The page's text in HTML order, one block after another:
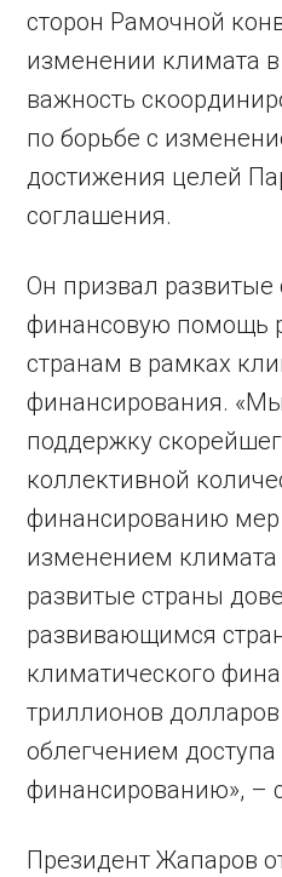
сторон Рамочной
изменении климата
важность
по борьбе с
достижения целей
соглашения.
Он призвал развитые
финансовую помощь
странам в рамках
финансирования.
поддержку
коллективной
финансированию мер
изменением
развитые страны
развивающимся
климатического
триллионов
облегчением доступа
финансированию», –
Президент Жапаров